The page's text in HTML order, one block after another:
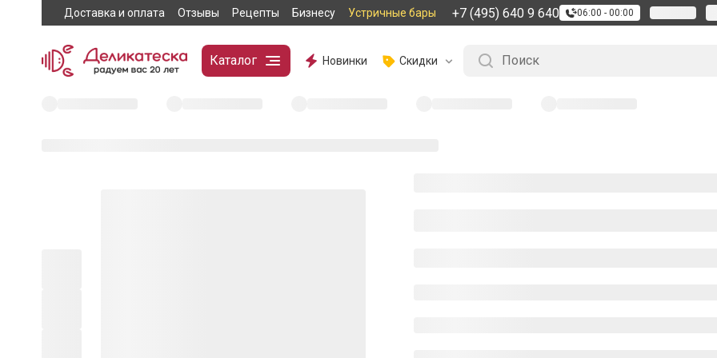
Доставка и оплата Отзывы Рецепты Бизнесу Устричные бары +7 (495) 640 9 640 06:00 - 00:00
Каталог Новинки Скидки